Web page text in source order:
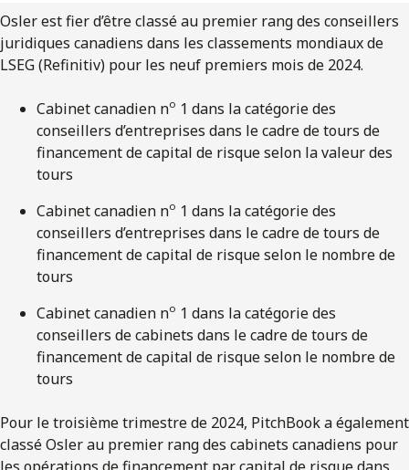
S’abonner
Osler est fier d’être classé au premier rang des conseillers
juridiques canadiens dans les classements mondiaux de
LSEG (Refinitiv) pour les neuf premiers mois de 2024.
Cabinet canadien no 1 dans la catégorie des
conseillers d’entreprises dans le cadre de tours de
financement de capital de risque selon la valeur des
tours
Cabinet canadien no 1 dans la catégorie des
conseillers d’entreprises dans le cadre de tours de
financement de capital de risque selon le nombre de
tours
Cabinet canadien no 1 dans la catégorie des
conseillers de cabinets dans le cadre de tours de
financement de capital de risque selon le nombre de
tours
Pour le troisième trimestre de 2024, PitchBook a également
classé Osler au premier rang des cabinets canadiens pour